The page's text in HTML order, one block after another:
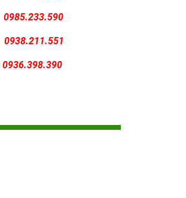
0985.233.590
0938.211.551
0936.398.390